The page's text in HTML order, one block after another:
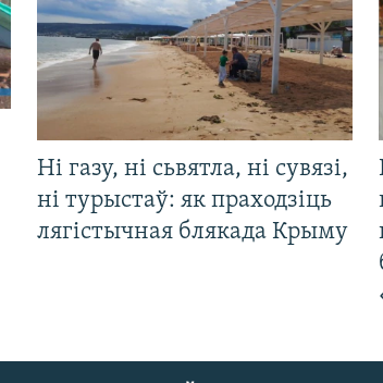
Ні газу, ні сьвятла, ні сувязі,
ні турыстаў: як праходзіць
лягістычная блякада Крыму